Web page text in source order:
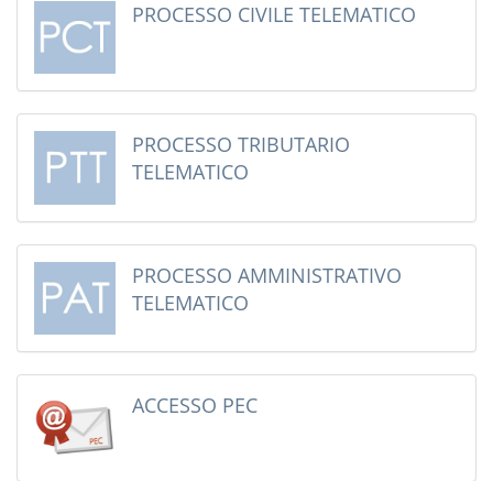
PROCESSO CIVILE TELEMATICO
PROCESSO TRIBUTARIO
TELEMATICO
PROCESSO AMMINISTRATIVO
TELEMATICO
ACCESSO PEC